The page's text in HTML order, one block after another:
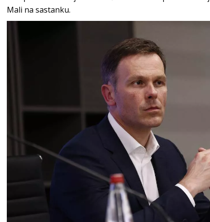
Mali na sastanku.